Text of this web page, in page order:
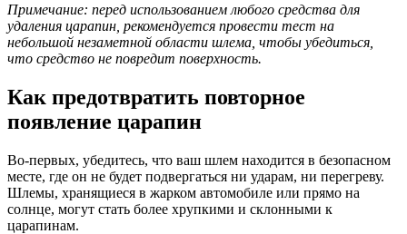
Примечание: перед использованием любого средства для
удаления царапин, рекомендуется провести тест на
небольшой незаметной области шлема, чтобы убедиться,
что средство не повредит поверхность.
Как предотвратить повторное
появление царапин
Во-первых, убедитесь, что ваш шлем находится в безопасном
месте, где он не будет подвергаться ни ударам, ни перегреву.
Шлемы, хранящиеся в жарком автомобиле или прямо на
солнце, могут стать более хрупкими и склонными к
царапинам.